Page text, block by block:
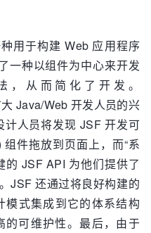
用于构建 Web 应用程序
一种以组件为中心来开发
，从而简化了开发。
Java/Web 开发人员的兴
计人员将发现 JSF 开发可
件拖放到页面上，而“系
的 JSF API 为他们提供了
JSF 还通过将良好构建的
模式集成到它的体系结构
的可维护性。最后，由于